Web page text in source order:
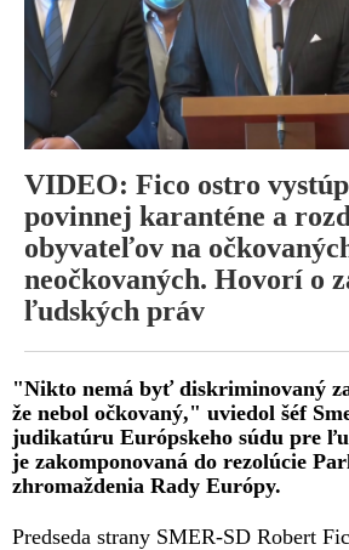
VIDEO: Fico ostro
povinnej karanténe a
obyvateľov na
neočkovaných. Hovorí o
ľudských práv
"Nikto nemá byť diskriminovaný
že nebol očkovaný," uviedol šéf
judikatúru Európskeho súdu pre
je zakomponovaná do rezolúcie
zhromaždenia Rady Európy.
Predseda strany SMER-SD Robert